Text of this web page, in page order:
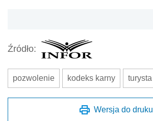
Źródło:
pozwolenie kodeks karny turysta
Wersja do druku